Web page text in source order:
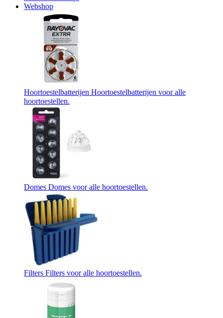
Webshop
Hoortoestelbatterijen Hoortoestelbatterijen voor alle
hoortoestellen.
Domes Domes voor alle hoortoestellen.
Filters Filters voor alle hoortoestellen.